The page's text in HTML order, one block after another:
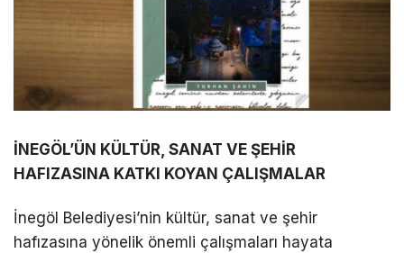
İNEGÖL’ÜN KÜLTÜR, SANAT VE ŞEHİR
HAFIZASINA KATKI KOYAN ÇALIŞMALAR
İnegöl Belediyesi’nin kültür, sanat ve şehir
hafızasına yönelik önemli çalışmaları hayata